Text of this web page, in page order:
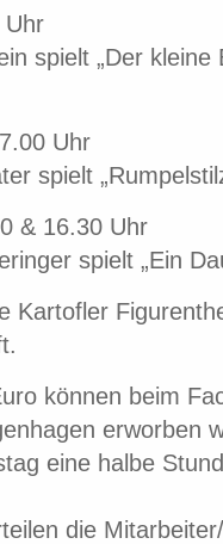
Uhr
spielt „Der
Uhr
spielt
& 16.30 Uhr
spielt „Ein
Kartofler
können beim
erworben
eine halbe
die